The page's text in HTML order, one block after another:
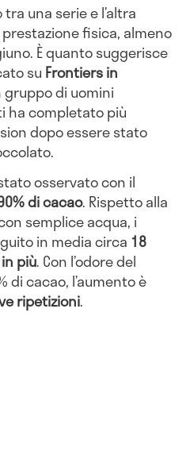
una serie e l’altra
fisica, almeno
È quanto suggerisce
su Frontiers in
gruppo di uomini
ha completato più
dopo essere stato
osservato con il
di cacao. Rispetto alla
semplice acqua, i
in media circa 18
più. Con l’odore del
di cacao, l’aumento è
ripetizioni.